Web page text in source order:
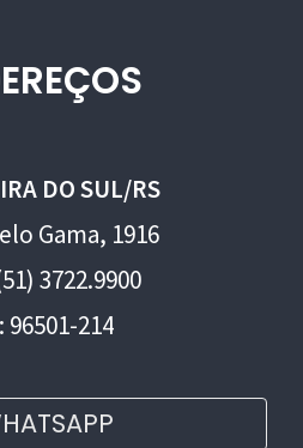
DO SUL/RS
Gama, 1916
3722.9900
96501-214